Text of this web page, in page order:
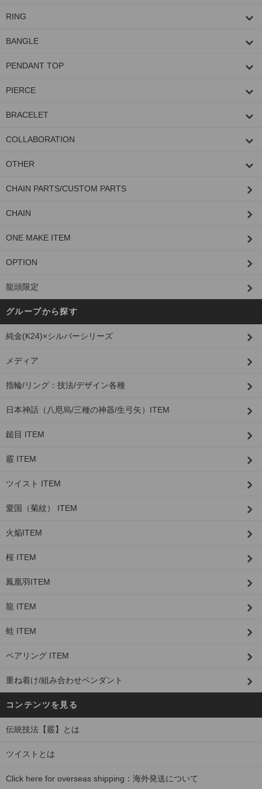
RING
BANGLE
PENDANT TOP
PIERCE
BRACELET
COLLABORATION
OTHER
CHAIN PARTS/CUSTOM PARTS
CHAIN
ONE MAKE ITEM
OPTION
龍頭限定
グループから探す
純金(K24)×シルバーシリーズ
メディア
指輪/リング：技法/デザイン各種
日本神話（八咫烏/三種の神器/生弓矢）ITEM
鎚目 ITEM
霰 ITEM
ツイスト ITEM
愛国（菊紋） ITEM
火焔ITEM
桜 ITEM
鳳凰羽ITEM
龍 ITEM
蛙 ITEM
ペアリング ITEM
重ね着け/組み合わせペンダント
コンテンツを見る
伝統技法【霰】とは
ツイストとは
Click here for overseas shipping：海外発送について